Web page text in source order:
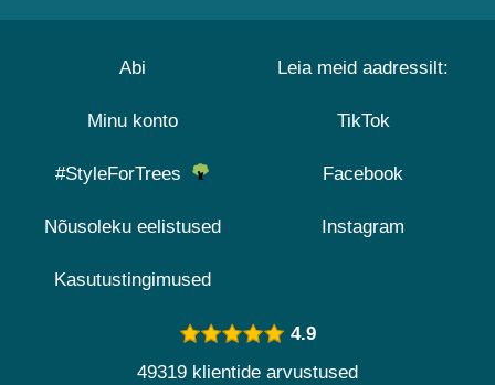
Abi
Minu konto
#StyleForTrees
Nõusoleku eelistused
Kasutustingimused
Leia meid aadressilt:
TikTok
Facebook
Instagram
4.9
49319 klientide arvustused